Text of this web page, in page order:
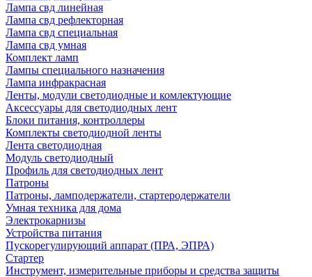
Лампа свд линейная
Лампа свд рефлекторная
Лампа свд специальная
Лампа свд умная
Комплект ламп
Лампы специального назначения
Лампа инфракрасная
Ленты, модули светодиодные и комлектующие
Аксессуары для светодиодных лент
Блоки питания, контроллеры
Комплекты светодиодной ленты
Лента светодиодная
Модуль светодиодный
Профиль для светодиодных лент
Патроны
Патроны, ламподержатели, стартеродержатели
Умная техника для дома
Электрокарнизы
Устройства питания
Пускорегулирующий аппарат (ПРА, ЭПРА)
Стартер
Инструмент, измерительные приборы и средства защиты